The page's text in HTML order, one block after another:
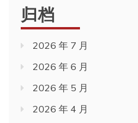
归档
2026 年 7 月
2026 年 6 月
2026 年 5 月
2026 年 4 月